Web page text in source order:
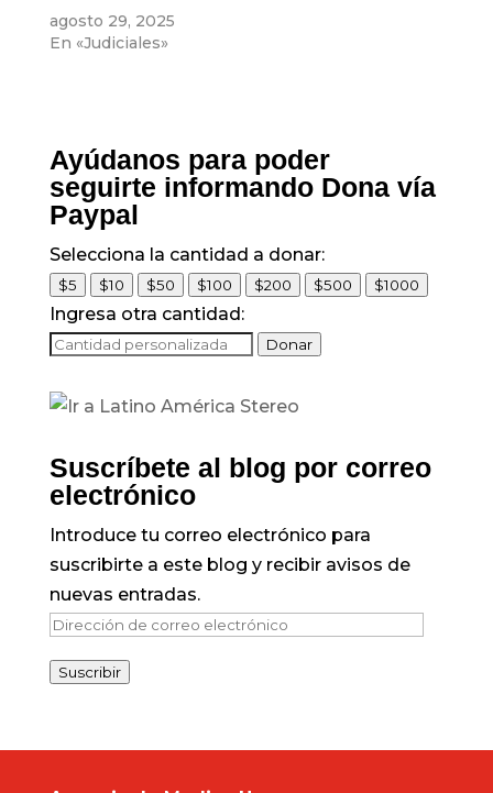
agosto 29, 2025
En «Judiciales»
Ayúdanos para poder
seguirte informando Dona vía
Paypal
Selecciona la cantidad a donar:
$5 $10 $50 $100 $200 $500 $1000
Ingresa otra cantidad:
Donar
Suscríbete al blog por correo
electrónico
Introduce tu correo electrónico para
suscribirte a este blog y recibir avisos de
nuevas entradas.
Dirección
correo
Suscribir